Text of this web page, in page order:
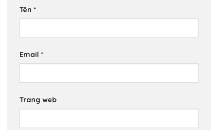
Tên *
Email *
Trang web